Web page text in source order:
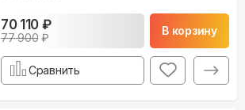
70 110 ₽
77 900₽
В корзину
Сравнить